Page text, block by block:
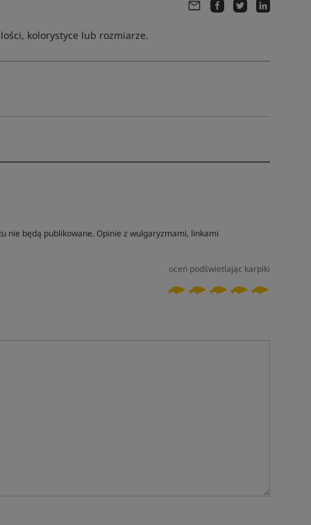
Tym produktem interesuje się:107 osób
kolorystyce lub rozmiarze.
nie będą publikowane. Opinie z wulgaryzmami, linkami
oceń podświetlając karpiki